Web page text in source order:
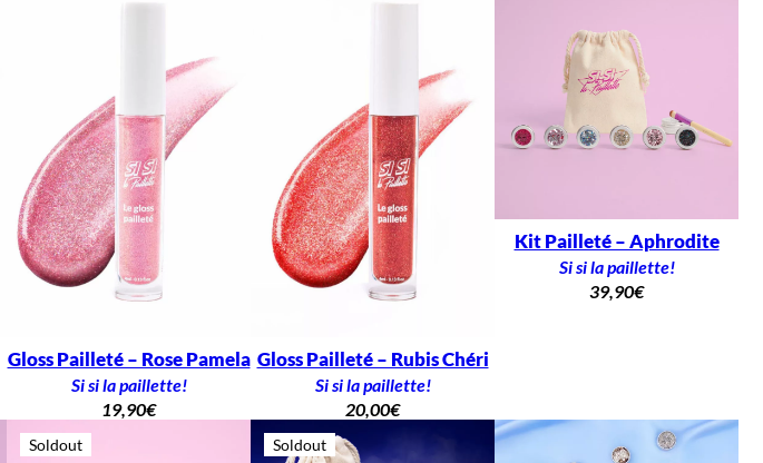
Gloss Pailleté – Rose Pamela
Si si la paillette!
19,90€
Gloss Pailleté – Rubis Chéri
Si si la paillette!
20,00€
Kit Pailleté – Aphrodite
Si si la paillette!
39,90€
Soldout Soldout